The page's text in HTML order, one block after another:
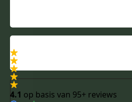
4.1 op basis van 95+ reviews